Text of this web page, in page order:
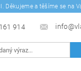
Děkujeme a těšíme se na
914